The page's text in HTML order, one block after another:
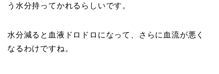
う水分持ってかれるらしいです。
水分減ると血液ドロドロになって、さらに血流が悪く
なるわけですね。